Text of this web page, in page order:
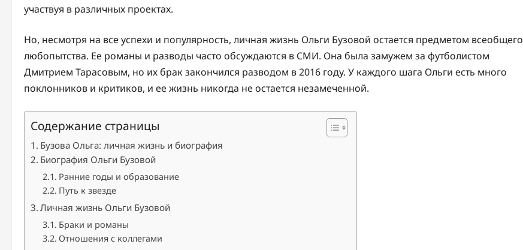
участвуя в различных проектах.
Но, несмотря на все успехи и популярность, личная жизнь Ольги Бузовой остается предметом всеобщего
любопытства. Ее романы и разводы часто обсуждаются в СМИ. Она была замужем за футболистом
Дмитрием Тарасовым, но их брак закончился разводом в 2016 году. У каждого шага Ольги есть много
поклонников и критиков, и ее жизнь никогда не остается незамеченной.
Содержание страницы
Бузова Ольга: личная жизнь и биография
Биография Ольги Бузовой
Ранние годы и образование
Путь к звезде
Личная жизнь Ольги Бузовой
Браки и романы
Отношения с коллегами